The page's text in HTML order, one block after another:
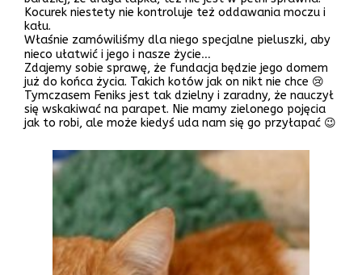
Kocurek niestety nie kontroluje też oddawania moczu i
kału.
Właśnie zamówiliśmy dla niego specjalne pieluszki, aby
nieco ułatwić i jego i nasze życie…
Zdajemy sobie sprawę, że fundacja będzie jego domem
już do końca życia. Takich kotów jak on nikt nie chce 😢
Tymczasem Feniks jest tak dzielny i zaradny, że nauczył
się wskakiwać na parapet. Nie mamy zielonego pojęcia
jak to robi, ale może kiedyś uda nam się go przyłapać 😉